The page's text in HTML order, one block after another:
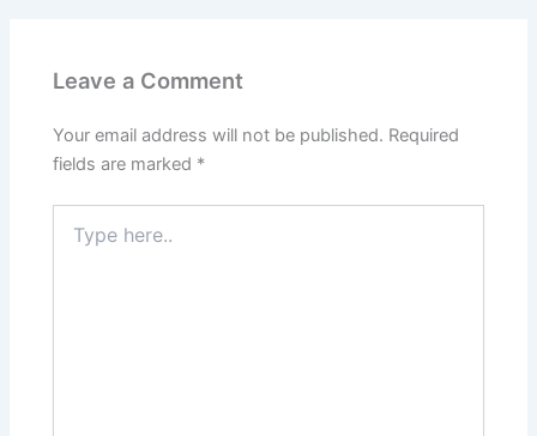
Leave a Comment
Your email address will not be published. Required
fields are marked *
here..